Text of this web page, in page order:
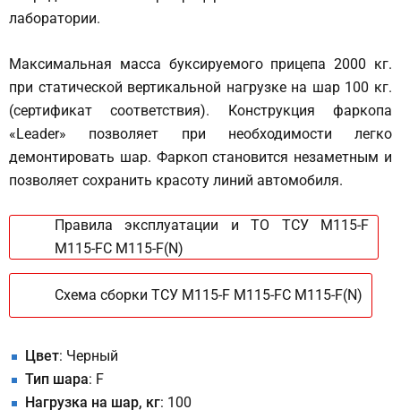
лаборатории.
Максимальная масса буксируемого прицепа 2000 кг.
при статической вертикальной нагрузке на шар 100 кг.
(сертификат соответствия). Конструкция фаркопа
«Leader» позволяет при необходимости легко
демонтировать шар. Фаркоп становится незаметным и
позволяет сохранить красоту линий автомобиля.
Правила эксплуатации и ТО ТСУ M115-F
M115-FC M115-F(N)
Схема сборки ТСУ M115-F M115-FC M115-F(N)
Цвет: Черный
Тип шара: F
Нагрузка на шар, кг: 100